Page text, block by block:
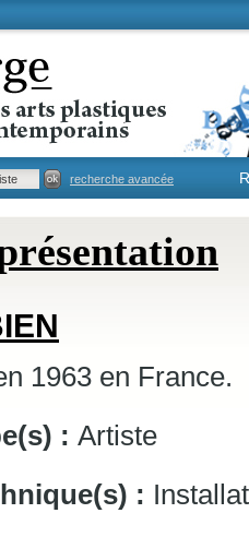
recherche avancée
1963 en France.
: Artiste
: